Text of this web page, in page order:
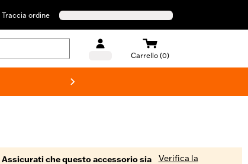
Traccia ordine
Carrello (0)
Assicurati che questo accessorio sia
Verifica la